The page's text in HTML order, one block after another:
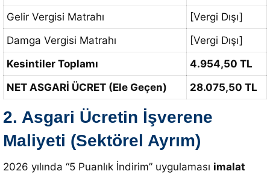
Gelir Vergisi Matrahı
[Vergi Dışı]
Damga Vergisi Matrahı
[Vergi Dışı]
Kesintiler Toplamı
4.954,50 TL
NET ASGARİ ÜCRET (Ele Geçen)
28.075,50 TL
2. Asgari Ücretin İşverene
Maliyeti (Sektörel Ayrım)
2026 yılında “5 Puanlık İndirim” uygulaması imalat